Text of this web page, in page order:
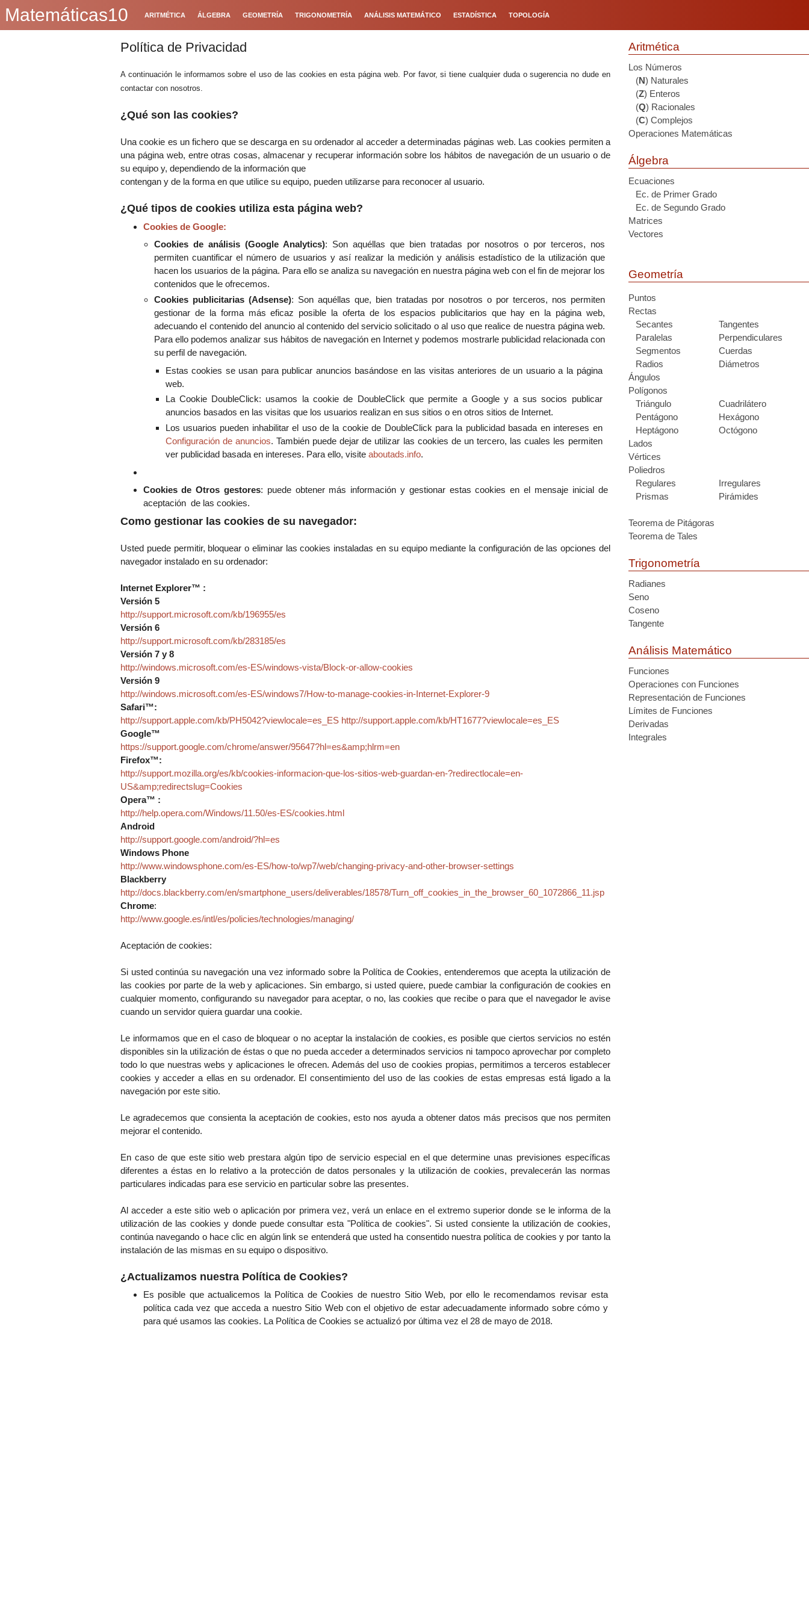
Matemáticas10 ARITMÉTICA ÁLGEBRA GEOMETRÍA TRIGONOMETRÍA ANÁLISIS MATEMÁTICO ESTADÍSTICA TOPOLOGÍA
Política de Privacidad
A continuación le informamos sobre el uso de las cookies en esta página web. Por favor, si tiene cualquier duda o sugerencia no dude en
contactar con nosotros.
¿Qué son las cookies?
Una cookie es un fichero que se descarga en su ordenador al acceder a determinadas páginas web. Las cookies permiten a
una página web, entre otras cosas, almacenar y recuperar información sobre los hábitos de navegación de un usuario o de
su equipo y, dependiendo de la información que
contengan y de la forma en que utilice su equipo, pueden utilizarse para reconocer al usuario.
¿Qué tipos de cookies utiliza esta página web?
Cookies de Google:
Cookies de análisis (Google Analytics): Son aquéllas que bien tratadas por nosotros o por terceros, nos
permiten cuantificar el número de usuarios y así realizar la medición y análisis estadístico de la utilización que
hacen los usuarios de la página. Para ello se analiza su navegación en nuestra página web con el fin de mejorar los
contenidos que le ofrecemos.
Cookies publicitarias (Adsense): Son aquéllas que, bien tratadas por nosotros o por terceros, nos permiten
gestionar de la forma más eficaz posible la oferta de los espacios publicitarios que hay en la página web,
adecuando el contenido del anuncio al contenido del servicio solicitado o al uso que realice de nuestra página web.
Para ello podemos analizar sus hábitos de navegación en Internet y podemos mostrarle publicidad relacionada con
su perfil de navegación.
Estas cookies se usan para publicar anuncios basándose en las visitas anteriores de un usuario a la página
web.
La Cookie DoubleClick: usamos la cookie de DoubleClick que permite a Google y a sus socios publicar
anuncios basados en las visitas que los usuarios realizan en sus sitios o en otros sitios de Internet.
Los usuarios pueden inhabilitar el uso de la cookie de DoubleClick para la publicidad basada en intereses en
Configuración de anuncios. También puede dejar de utilizar las cookies de un tercero, las cuales les permiten
ver publicidad basada en intereses. Para ello, visite aboutads.info.
Cookies de Otros gestores: puede obtener más información y gestionar estas cookies en el mensaje inicial de
aceptación de las cookies.
Como gestionar las cookies de su navegador:
Usted puede permitir, bloquear o eliminar las cookies instaladas en su equipo mediante la configuración de las opciones del
navegador instalado en su ordenador:
Internet Explorer™ :
Versión 5
http://support.microsoft.com/kb/196955/es
Versión 6
http://support.microsoft.com/kb/283185/es
Versión 7 y 8
http://windows.microsoft.com/es-ES/windows-vista/Block-or-allow-cookies
Versión 9
http://windows.microsoft.com/es-ES/windows7/How-to-manage-cookies-in-Internet-Explorer-9
Safari™:
http://support.apple.com/kb/PH5042?viewlocale=es_ES http://support.apple.com/kb/HT1677?viewlocale=es_ES
Google™
https://support.google.com/chrome/answer/95647?hl=es&amp;hlrm=en
Firefox™:
http://support.mozilla.org/es/kb/cookies-informacion-que-los-sitios-web-guardan-en-?redirectlocale=en-
US&amp;redirectslug=Cookies
Opera™ :
http://help.opera.com/Windows/11.50/es-ES/cookies.html
Android
http://support.google.com/android/?hl=es
Windows Phone
http://www.windowsphone.com/es-ES/how-to/wp7/web/changing-privacy-and-other-browser-settings
Blackberry
http://docs.blackberry.com/en/smartphone_users/deliverables/18578/Turn_off_cookies_in_the_browser_60_1072866_11.jsp
Chrome:
http://www.google.es/intl/es/policies/technologies/managing/
Aceptación de cookies:
Si usted continúa su navegación una vez informado sobre la Política de Cookies, entenderemos que acepta la utilización de
las cookies por parte de la web y aplicaciones. Sin embargo, si usted quiere, puede cambiar la configuración de cookies en
cualquier momento, configurando su navegador para aceptar, o no, las cookies que recibe o para que el navegador le avise
cuando un servidor quiera guardar una cookie.
Le informamos que en el caso de bloquear o no aceptar la instalación de cookies, es posible que ciertos servicios no estén
disponibles sin la utilización de éstas o que no pueda acceder a determinados servicios ni tampoco aprovechar por completo
todo lo que nuestras webs y aplicaciones le ofrecen. Además del uso de cookies propias, permitimos a terceros establecer
cookies y acceder a ellas en su ordenador. El consentimiento del uso de las cookies de estas empresas está ligado a la
navegación por este sitio.
Le agradecemos que consienta la aceptación de cookies, esto nos ayuda a obtener datos más precisos que nos permiten
mejorar el contenido.
En caso de que este sitio web prestara algún tipo de servicio especial en el que determine unas previsiones específicas
diferentes a éstas en lo relativo a la protección de datos personales y la utilización de cookies, prevalecerán las normas
particulares indicadas para ese servicio en particular sobre las presentes.
Al acceder a este sitio web o aplicación por primera vez, verá un enlace en el extremo superior donde se le informa de la
utilización de las cookies y donde puede consultar esta "Política de cookies". Si usted consiente la utilización de cookies,
continúa navegando o hace clic en algún link se entenderá que usted ha consentido nuestra política de cookies y por tanto la
instalación de las mismas en su equipo o dispositivo.
¿Actualizamos nuestra Política de Cookies?
Es posible que actualicemos la Política de Cookies de nuestro Sitio Web, por ello le recomendamos revisar esta
política cada vez que acceda a nuestro Sitio Web con el objetivo de estar adecuadamente informado sobre cómo y
para qué usamos las cookies. La Política de Cookies se actualizó por última vez el 28 de mayo de 2018.
Aritmética
Los Números
(N) Naturales
(Z) Enteros
(Q) Racionales
(C) Complejos
Operaciones Matemáticas
Álgebra
Ecuaciones
Ec. de Primer Grado
Ec. de Segundo Grado
Matrices
Vectores
Geometría
Puntos
Rectas
Secantes
Tangentes
Paralelas
Perpendiculares
Segmentos
Cuerdas
Radios
Diámetros
Ángulos
Polígonos
Triángulo
Cuadrilátero
Pentágono
Hexágono
Heptágono
Octógono
Lados
Vértices
Poliedros
Regulares
Irregulares
Prismas
Pirámides
Teorema de Pitágoras
Teorema de Tales
Trigonometría
Radianes
Seno
Coseno
Tangente
Análisis Matemático
Funciones
Operaciones con Funciones
Representación de Funciones
Límites de Funciones
Derivadas
Integrales